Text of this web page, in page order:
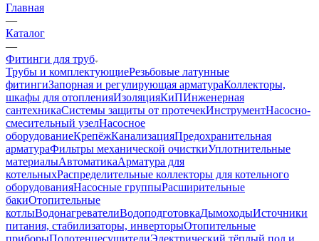
Главная
—
Каталог
—
Фитинги для труб
Трубы и комплектующиеРезьбовые латунные
фитингиЗапорная и регулирующая арматураКоллекторы,
шкафы для отопленияИзоляцияКиПИнженерная
сантехникаСистемы защиты от протечекИнструментНасосно-
смесительный узелНасосное
оборудованиеКрепёжКанализацияПредохранительная
арматураФильтры механической очисткиУплотнительные
материалыАвтоматикаАрматура для
котельныхРаспределительные коллекторы для котельного
оборудованияНасосные группыРасширительные
бакиОтопительные
котлыВодонагревателиВодоподготовкаДымоходыИсточники
питания, стабилизаторы, инверторыОтопительные
приборыПолотенцесушителиЭлектрический тёплый пол и